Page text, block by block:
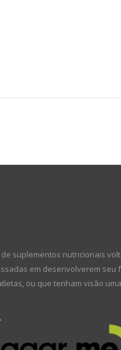
suplementos nutricionais
em desenvolverem seu
ou que tenham visão